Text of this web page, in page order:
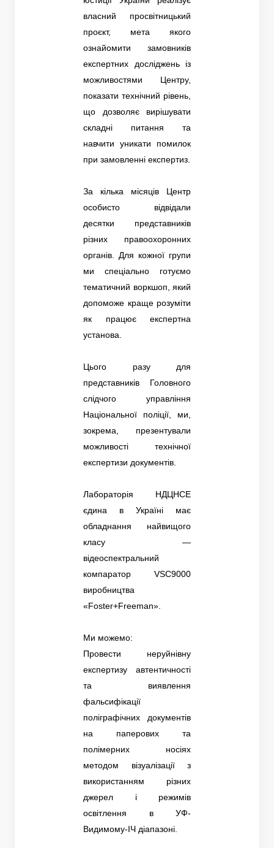
власний просвітницький
проєкт, мета якого
ознайомити замовників
експертних досліджень із
можливостями Центру,
показати технічний рівень,
що дозволяє вирішувати
складні питання та
навчити уникати помилок
при замовленні експертиз.
За кілька місяців Центр
особисто відвідали
десятки представників
різних правоохоронних
органів. Для кожної групи
ми спеціально готуємо
тематичний воркшоп, який
допоможе краще розуміти
як працює експертна
установа.
Цього разу для
представників Головного
слідчого управління
Національної поліції, ми,
зокрема, презентували
можливості технічної
експертизи документів.
Лабораторія НДЦНСЕ
єдина в Україні має
обладнання найвищого
класу —
відеоспектральний
компаратор VSC9000
виробництва
«Foster+Freeman».
Ми можемо:
Провести неруйнівну
експертизу автентичності
та виявлення
фальсифікації
поліграфічних документів
на паперових та
полімерних носіях
методом візуалізації з
використанням різних
джерел і режимів
освітлення в УФ-
Видимому-ІЧ діапазоні.